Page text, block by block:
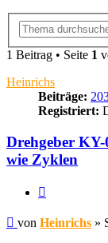
1 Beitrag • Seite 1
Heinrichs
Beiträge:
Registriert:
Drehgeber
wie Zyklen
Beitrag
von Heinrichs »